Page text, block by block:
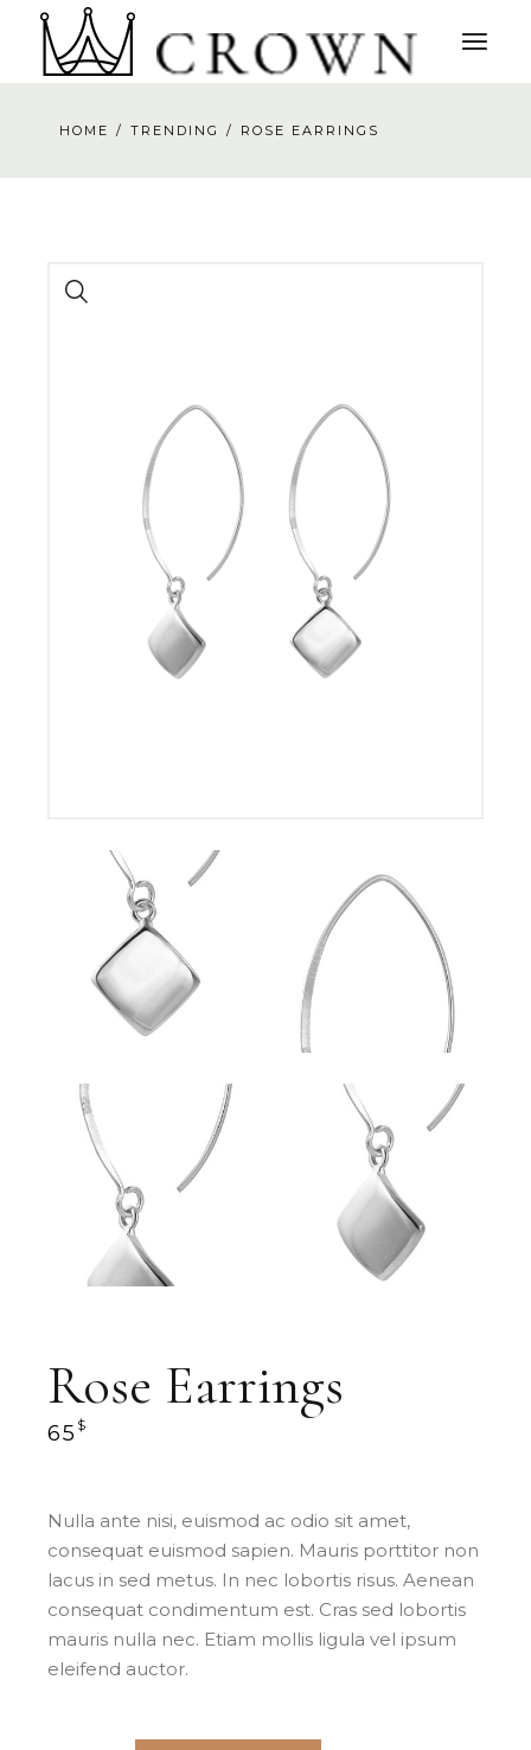
HOME TRENDING ROSE EARRINGS
Rose Earrings
65 $
Nulla ante nisi, euismod ac odio sit amet,
consequat euismod sapien. Mauris porttitor non
lacus in sed metus. In nec lobortis risus. Aenean
consequat condimentum est. Cras sed lobortis
mauris nulla nec. Etiam mollis ligula vel ipsum
eleifend auctor.